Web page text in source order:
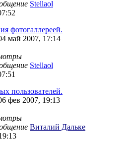
Stellaol
фотогаллереей.
май 2007, 17:14
Stellaol
пользователей.
фев 2007, 19:13
Виталий Дальке